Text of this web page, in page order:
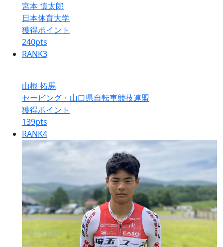
宮本 慎太郎
日本体育大学
獲得ポイント
240pts
RANK3
山根 拓馬
セービング・山口県自転車競技連盟
獲得ポイント
139pts
RANK4